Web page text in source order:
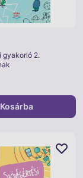
gyakorló 2.
Kosárba